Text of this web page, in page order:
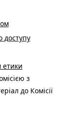
доступу
етики
з
до Комісії